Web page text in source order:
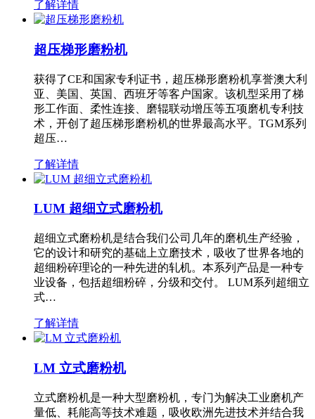
了解详情
超压梯形磨粉机
获得了CE和国家专利证书，超压梯形磨粉机享誉澳大利
亚、美国、英国、西班牙等客户国家。该机型采用了梯
形工作面、柔性连接、磨辊联动增压等五项磨机专利技
术，开创了超压梯形磨粉机的世界最高水平。TGM系列
超压…
了解详情
LUM 超细立式磨粉机
超细立式磨粉机是结合我们公司几年的磨机生产经验，
它的设计和研究的基础上立磨技术，吸收了世界各地的
超细粉碎理论的一种先进的轧机。本系列产品是一种专
业设备，包括超细粉碎，分级和交付。 LUM系列超细立
式…
了解详情
LM 立式磨粉机
立式磨粉机是一种大型磨粉机，专门为解决工业磨机产
量低、耗能高等技术难题，吸收欧洲先进技术并结合我